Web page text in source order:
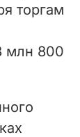
торгам
млн 800